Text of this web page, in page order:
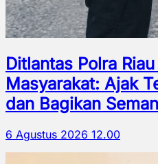
Ditlantas Polra
Masyarakat: Ajak
dan Bagikan
6 Agustus 2026 12.00